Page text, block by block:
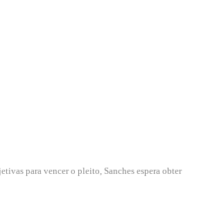
para vencer o pleito, Sanches espera obter